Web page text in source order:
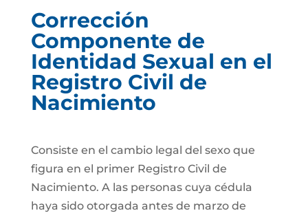
Corrección
Componente de
Identidad Sexual en el
Registro Civil de
Nacimiento
Consiste en el cambio legal del sexo que
figura en el primer Registro Civil de
Nacimiento. A las personas cuya cédula
haya sido otorgada antes de marzo de